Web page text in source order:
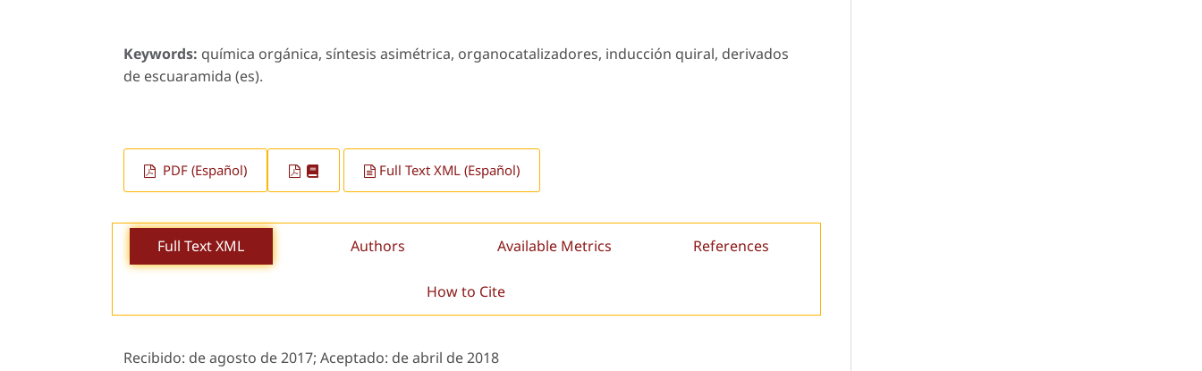
Keywords: química orgánica, síntesis asimétrica, organocatalizadores, inducción quiral, derivados
de escuaramida (es).
PDF (Español) Full Text XML (Español)
Full Text XML Authors Available Metrics References
How to Cite
Recibido: de agosto de 2017; Aceptado: de abril de 2018